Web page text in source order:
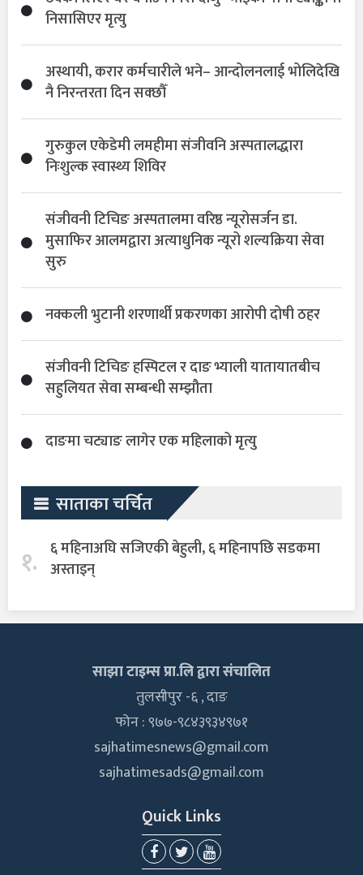
निसासिएर मृत्यु
अस्थायी, करार कर्मचारीले भने– आन्दोलनलाई भोलिदेखि
नै निरन्तरता दिन सक्छौँ
गुरुकुल एकेडेमी लमहीमा संजीवनि अस्पतालद्धारा
निःशुल्क स्वास्थ्य शिविर
संजीवनी टिचिङ अस्पतालमा वरिष्ठ न्यूरोसर्जन डा.
मुसाफिर आलमद्वारा अत्याधुनिक न्यूरो शल्यक्रिया सेवा
सुरु
नक्कली भुटानी शरणार्थी प्रकरणका आरोपी दोषी ठहर
संजीवनी टिचिङ हस्पिटल र दाङ भ्याली यातायातबीच
सहुलियत सेवा सम्बन्धी सम्झौता
दाङमा चट्याङ लागेर एक महिलाको मृत्यु
साताका चर्चित
१. ६ महिनाअघि सजिएकी बेहुली, ६ महिनापछि सडकमा
अस्ताइन्
साझा टाइम्स प्रा.लि द्वारा संचालित
तुलसीपुर -६ , दाङ
फोन : ९७७-९८४३९३४९७१
sajhatimesnews@gmail.com
sajhatimesads@gmail.com
Quick Links